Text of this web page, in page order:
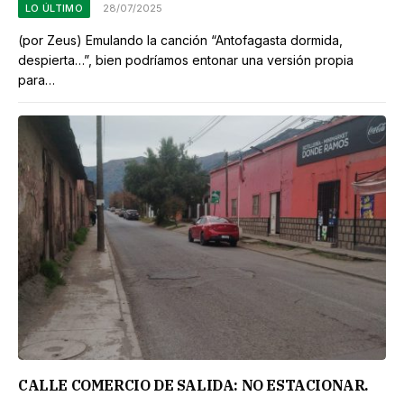
LO ÚLTIMO 28/07/2025
(por Zeus) Emulando la canción “Antofagasta dormida,
despierta…”, bien podríamos entonar una versión propia
para…
CALLE COMERCIO DE SALIDA: NO ESTACIONAR.